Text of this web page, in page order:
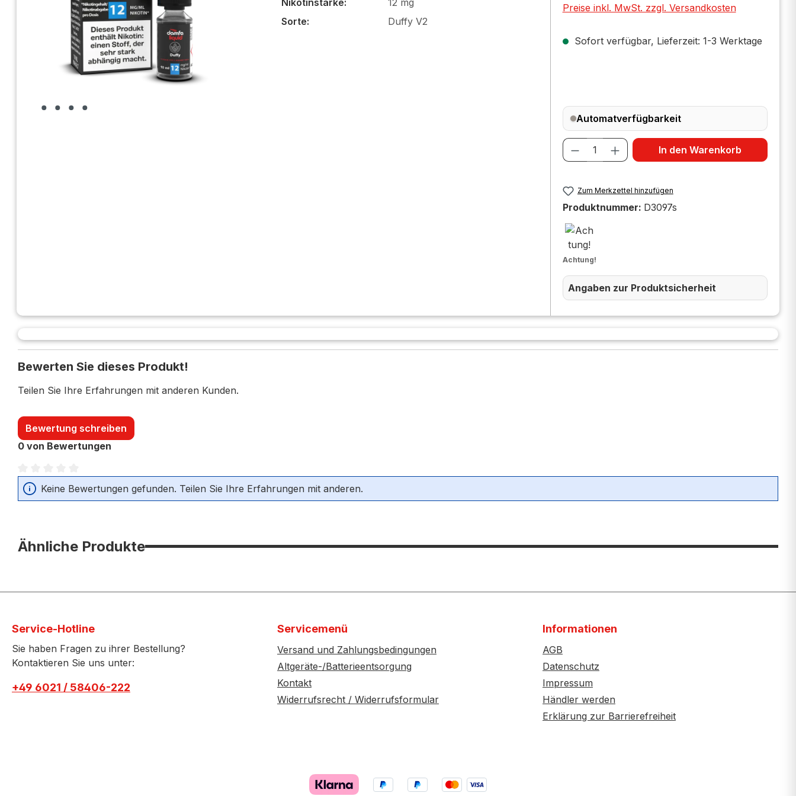
Nikotinstärke:
12 mg
Sorte:
Duffy V2
Preise inkl. MwSt. zzgl. Versandkosten
Sofort verfügbar, Lieferzeit: 1-3 Werktage
Automatverfügbarkeit
Produkt Anzahl: Gib den
In den Warenkorb
Zum Merkzettel hinzufügen
Produktnummer: D3097s
Achtung!
Angaben zur Produktsicherheit
Bewerten Sie dieses Produkt!
Teilen Sie Ihre Erfahrungen mit anderen Kunden.
Bewertung schreiben
0 von Bewertungen
Durchschnittliche Bewertung von 0 von 5 Sternen
Keine Bewertungen gefunden. Teilen Sie Ihre Erfahrungen mit anderen.
Ähnliche Produkte
Service-Hotline
Sie haben Fragen zu ihrer Bestellung?
Kontaktieren Sie uns unter:
+49 6021 / 58406-222
Servicemenü
Versand und Zahlungsbedingungen
Altgeräte-/Batterieentsorgung
Kontakt
Widerrufsrecht / Widerrufsformular
Informationen
AGB
Datenschutz
Impressum
Händler werden
Erklärung zur Barrierefreiheit